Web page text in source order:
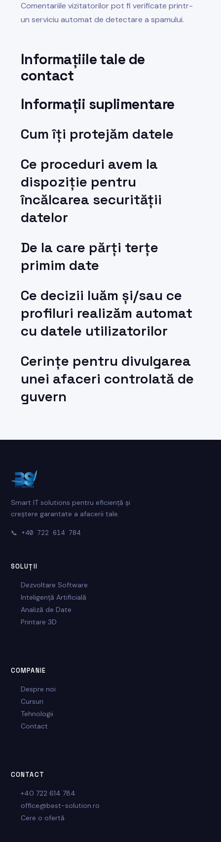
Comentariile vizitatorilor pot fi verificate printr-
un serviciu automat de detectare a spamului.
Informațiile tale de
contact
Informații suplimentare
Cum îți protejăm datele
Ce proceduri avem la
dispoziție pentru
încălcarea securității
datelor
De la care părți terțe
primim date
Ce decizii luăm și/sau ce
profiluri realizăm automat
cu datele utilizatorilor
Cerințe pentru divulgarea
unei afaceri controlată de
guvern
Smart IT solutions pentru eficiență și
creștere garantate a afacerii tale.
📞 +40 722 614 784
SOLUȚII
Dezvoltare Software
Inteligență Artificială
Analiză de Date
Printare 3D
COMPANIE
Despre noi
Cursuri
Tehnologii
Contact
CONTACT
+40 722 614 784
office@best-solution.ro
Cere o ofertă